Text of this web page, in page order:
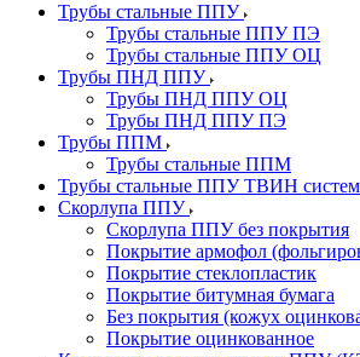
Трубы стальные ППУ
Трубы стальные ППУ ПЭ
Трубы стальные ППУ ОЦ
Трубы ПНД ППУ
Трубы ПНД ППУ ОЦ
Трубы ПНД ППУ ПЭ
Трубы ППМ
Трубы стальные ППМ
Трубы стальные ППУ ТВИН
Скорлупа ППУ
Скорлупа ППУ без покрытия
Покрытие армофол
Покрытие стеклопластик
Покрытие битумная бумага
Без покрытия (кожух
Покрытие оцинкованное